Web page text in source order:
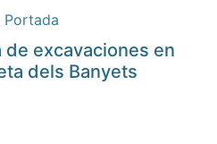
Portada
de excavaciones en
dels Banyets